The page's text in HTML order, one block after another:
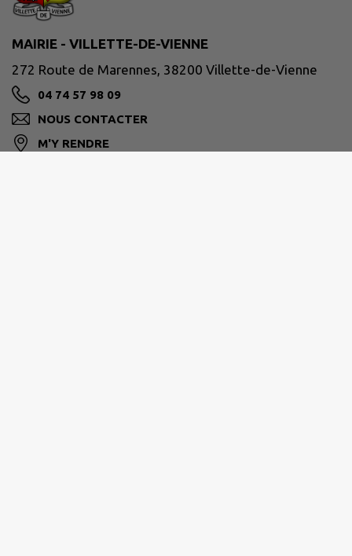
MAIRIE - VILLETTE-DE-VIENNE
272 Route de Marennes, 38200 Villette-de-Vienne
04 74 57 98 09
NOUS CONTACTER
M'Y RENDRE